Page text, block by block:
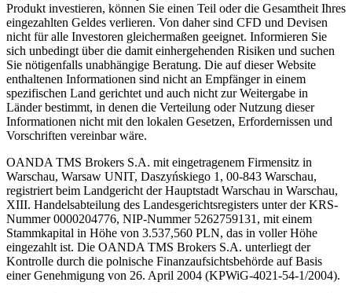
Produkt investieren, können Sie einen Teil oder die Gesamtheit Ihres
eingezahlten Geldes verlieren. Von daher sind CFD und Devisen
nicht für alle Investoren gleichermaßen geeignet. Informieren Sie
sich unbedingt über die damit einhergehenden Risiken und suchen
Sie nötigenfalls unabhängige Beratung. Die auf dieser Website
enthaltenen Informationen sind nicht an Empfänger in einem
spezifischen Land gerichtet und auch nicht zur Weitergabe in
Länder bestimmt, in denen die Verteilung oder Nutzung dieser
Informationen nicht mit den lokalen Gesetzen, Erfordernissen und
Vorschriften vereinbar wäre.
OANDA TMS Brokers S.A. mit eingetragenem Firmensitz in
Warschau, Warsaw UNIT, Daszyńskiego 1, 00-843 Warschau,
registriert beim Landgericht der Hauptstadt Warschau in Warschau,
XIII. Handelsabteilung des Landesgerichtsregisters unter der KRS-
Nummer 0000204776, NIP-Nummer 5262759131, mit einem
Stammkapital in Höhe von 3.537,560 PLN, das in voller Höhe
eingezahlt ist. Die OANDA TMS Brokers S.A. unterliegt der
Kontrolle durch die polnische Finanzaufsichtsbehörde auf Basis
einer Genehmigung von 26. April 2004 (KPWiG-4021-54-1/2004).